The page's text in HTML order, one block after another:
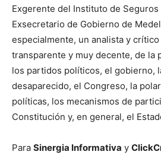
Exgerente del Instituto de
Exsecretario de Gobierno de
especialmente, un analista y
transparente y muy decente, de la
los partidos políticos, el gobierno,
desaparecido, el Congreso, la
políticas, los mecanismos de
Constitución y, en general, el
Para Sinergia Informativa y